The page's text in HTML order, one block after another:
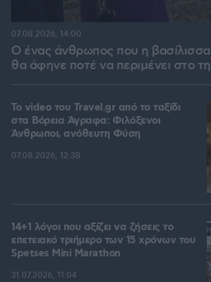
Ο ένας άνθρωπος που η
θα άφηνε ποτέ να περιμένει στο
07.08.2026, 14:00
To video του Travel.gr από το ταξίδι
στα Βόρεια Άγραφα: Φιλόξενοι
Άνθρωποι, ανόθευτη Φύση
07.08.2026, 12:38
14+1 λόγοι που αξίζει να ζήσεις το
επετειακό τριήμερο των 15 χρόνων του
Spetses Mini Marathon
31.07.2026, 11:04